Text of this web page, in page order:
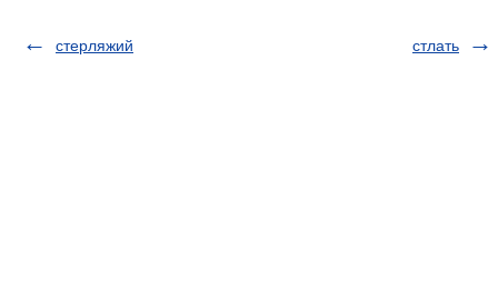
стерляжий стлать